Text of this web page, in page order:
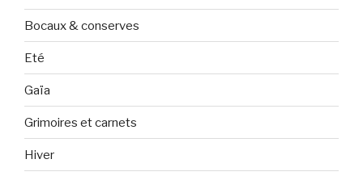
Bocaux & conserves
Eté
Gaïa
Grimoires et carnets
Hiver